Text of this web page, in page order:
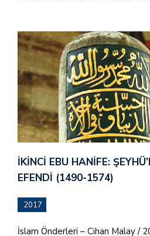
İKINCI EBU HANIFE:
EFENDI (1490-1574)
2017
İslam Önderleri – Cihan Malay /